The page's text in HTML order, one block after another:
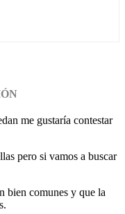
me gustaría contestar
pero si vamos a buscar
bien comunes y que la